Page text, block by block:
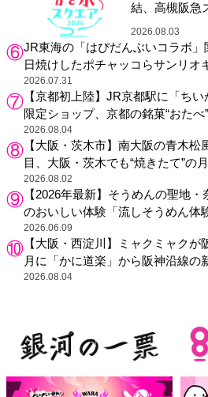
結、高槻阪急
り
2026.08.03
JR東海の「はぴだんぶいコラボ」
日焼けしたポチャッコらサンリオ
グッズが登場
2026.07.31
【京都初上陸】JR京都駅に「ち
限定ショップ、京都の銘菓“おたべ
2026.08.04
【大阪・茨木市】南大阪の青木
目、大阪・茨木でも“焼きたて”の
2026.08.02
【2026年最新】そうめんの聖地
のおいしい体験「流しそうめん体
2026.06.09
【大阪・西淀川】ミャクミャク
月に「かに道楽」から阪神沿線の
越し
2026.08.04